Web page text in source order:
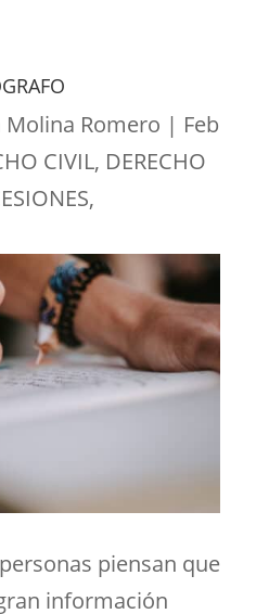
Romero | Feb
CIVIL, DERECHO
,
piensan que
información